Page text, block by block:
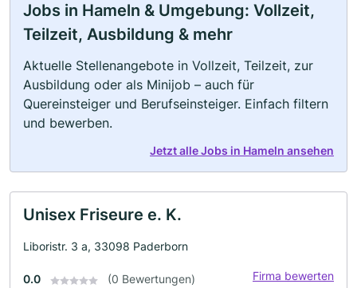
Jobs in Hameln & Umgebung: Vollzeit,
Teilzeit, Ausbildung & mehr
Aktuelle Stellenangebote in Vollzeit, Teilzeit, zur
Ausbildung oder als Minijob – auch für
Quereinsteiger und Berufseinsteiger. Einfach filtern
und bewerben.
Jetzt alle Jobs in Hameln ansehen
Unisex Friseure e. K.
Liboristr. 3 a, 33098 Paderborn
0.0 (0 Bewertungen) Firma bewerten